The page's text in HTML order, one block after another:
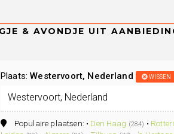
Plaats:Westervoort, Nederland WISSEN
Populaire plaatsen: • Den Haag (284) •